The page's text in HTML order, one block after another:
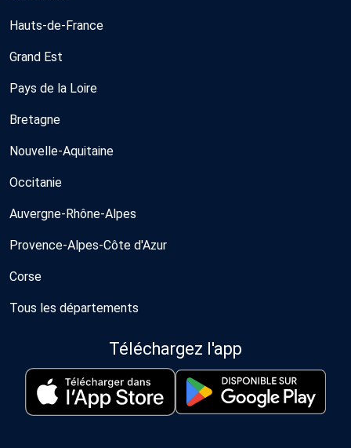
Hauts-de-France
Grand Est
Pays de la Loire
Bretagne
Nouvelle-Aquitaine
Occitanie
Auvergne-Rhône-Alpes
Provence-Alpes-Côte d'Azur
Corse
Tous les départements
Téléchargez l'app